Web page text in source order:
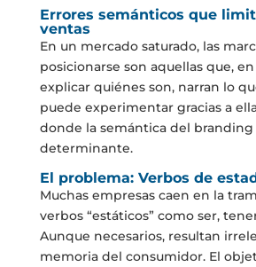
Errores semánticos que
ventas
En un mercado saturado, las
posicionarse son aquellas que,
explicar quiénes son, narran lo
puede experimentar gracias a
donde la semántica del branding
determinante.
El problema: Verbos de
Muchas empresas caen en la
verbos “estáticos” como ser,
Aunque necesarios, resultan
memoria del consumidor. El